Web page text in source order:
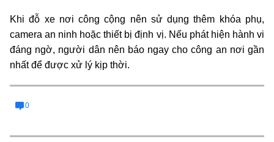
Khi đỗ xe nơi công cộng nên sử dụng thêm khóa phụ,
camera an ninh hoặc thiết bị định vị. Nếu phát hiện hành vi
đáng ngờ, người dân nên báo ngay cho công an nơi gần
nhất để được xử lý kịp thời.
0